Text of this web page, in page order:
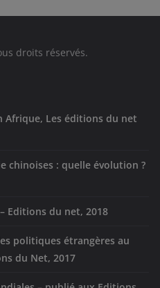
droits réservés.
Afrique, Les éditions du net
chinoises : quelle évolution ?
Editions du net, 2018
politiques étrangères au
du Net, 2017